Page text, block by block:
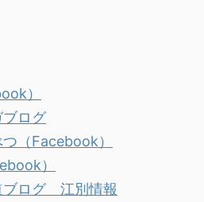
）
ログ
（Facebook）
）
ブログ 江別情報